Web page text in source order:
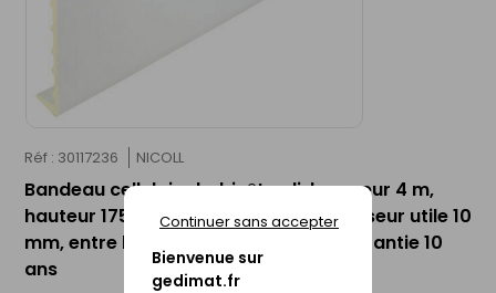
Bienvenue sur
gedimat.fr
Continuer sans accepter
Réf : 30117236 NICOLL
Bandeau cellulaire belriv®tradi, longueur 4 m,
hauteur 175 mm, fine épaisseur, épaisseur utile 10
mm, entre bosselage 7 mm, blanc, garantie 10
ans